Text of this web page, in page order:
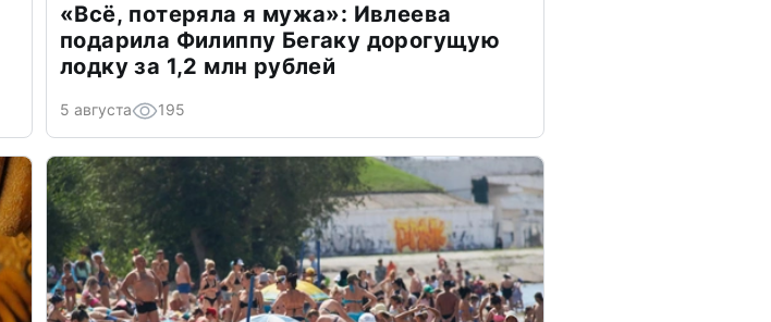
«Всё, потеряла я мужа»: Ивлеева
подарила Филиппу Бегаку дорогущую
лодку за 1,2 млн рублей
5 августа 195